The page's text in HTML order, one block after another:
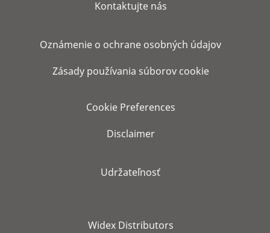
Kontaktujte nás
Oznámenie o ochrane osobných údajov
Zásady používania súborov cookie
Cookie Preferences
Disclaimer
Udržateľnosť
Widex Distributors